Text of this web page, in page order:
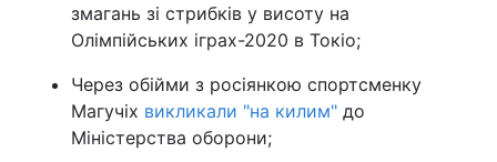
змагань зі стрибків у висоту на
Олімпійських іграх-2020 в Токіо;
Через обійми з росіянкою спортсменку
Магучіх викликали "на килим" до
Міністерства оборони;